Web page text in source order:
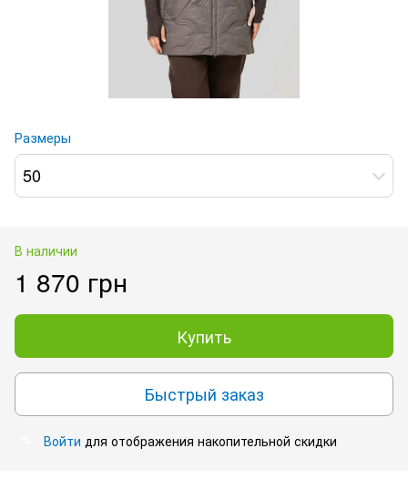
Размеры
50
В наличии
1 870 грн
Купить
Быстрый заказ
Войти для отображения накопительной скидки